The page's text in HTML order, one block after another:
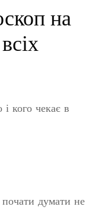
на
кого чекає в
думати не